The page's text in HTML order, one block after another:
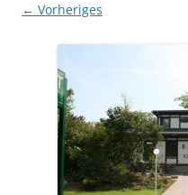
← Vorheriges